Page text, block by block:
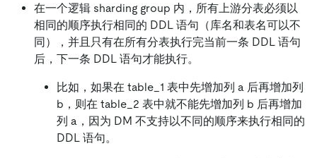
在一个逻辑 sharding group 内，所有上游分表必须以
相同的顺序执行相同的 DDL 语句（库名和表名可以不
同），并且只有在所有分表执行完当前一条 DDL 语句
后，下一条 DDL 语句才能执行。
比如，如果在 table_1 表中先增加列 a 后再增加列
b，则在 table_2 表中就不能先增加列 b 后再增加
列 a，因为 DM 不支持以不同的顺序来执行相同的
DDL 语句。